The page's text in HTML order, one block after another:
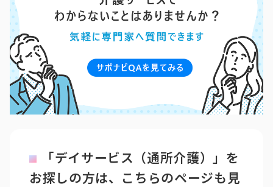
「デイサービス（通所介護）」を
お探しの方は、こちらのページも見